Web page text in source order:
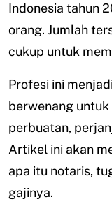
Indonesia tahun
orang. Jumlah
cukup untuk
Profesi ini
berwenang
perbuatan,
Artikel ini akan
apa itu notaris,
gajinya.